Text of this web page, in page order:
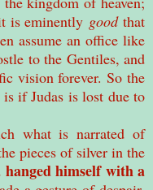
is eminently good that
assume an office like
to the Gentiles, and
vision forever. So the
is if Judas is lost due to
what is narrated of
pieces of silver in the
hanged himself with a